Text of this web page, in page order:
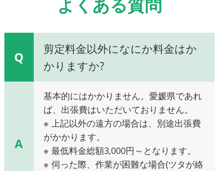
Q
剪定料金以外になにか料金はか
かりますか?
A
基本的にはかかりません。愛媛県であれ
ば、出張費はいただいておりません。
※ 上記以外の遠方の場合は、別途出張費
がかかります。
※ 最低料金総額3,000円～となります。
※ 伺った際、作業が困難な場合(ツタが絡